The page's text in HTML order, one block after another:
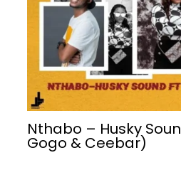
Nthabo – Husky
Gogo & Ceebar)